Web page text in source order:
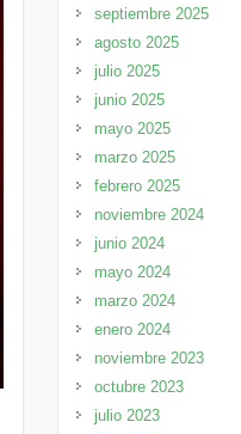
septiembre 2025
agosto 2025
julio 2025
junio 2025
mayo 2025
marzo 2025
febrero 2025
noviembre 2024
junio 2024
mayo 2024
marzo 2024
enero 2024
noviembre 2023
octubre 2023
julio 2023